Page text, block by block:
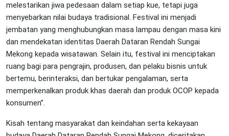
melestarikan jiwa pedesaan dalam setiap kue, tetapi juga
menyebarkan nilai budaya tradisional. Festival ini menjadi
jembatan yang menghubungkan masa lampau dengan masa kini
dan mendekatan identitas Daerah Dataran Rendah Sungai
Mekong kepada wisatawan. Selain itu, festival ini menciptakan
ruang bagi para pengrajin, produsen, dan pelaku bisnis untuk
bertemu, berinteraksi, dan bertukar pengalaman, serta
memperkenalkan produk khas daerah dan produk OCOP kepada
konsumen”.
Kisah tentang masyarakat dan keindahan serta kekayaan